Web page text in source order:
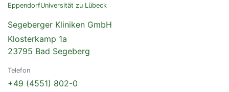
EppendorfUniversität zu Lübeck
Segeberger Kliniken GmbH
Klosterkamp 1a
23795 Bad Segeberg
Telefon
+49 (4551) 802-0